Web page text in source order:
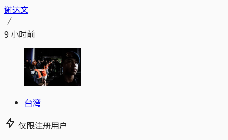
谢达文
9 小时前
台湾
仅限注册用户